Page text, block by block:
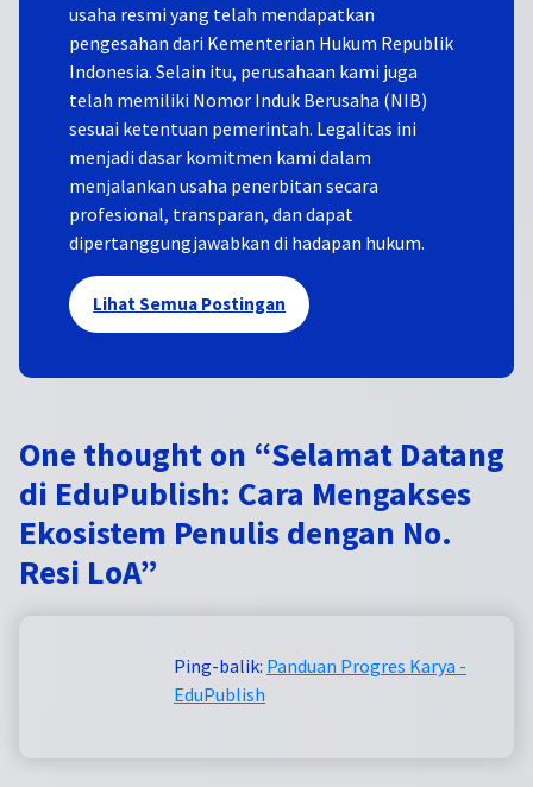
usaha resmi yang telah mendapatkan
pengesahan dari Kementerian Hukum Republik
Indonesia. Selain itu, perusahaan kami juga
telah memiliki Nomor Induk Berusaha (NIB)
sesuai ketentuan pemerintah. Legalitas ini
menjadi dasar komitmen kami dalam
menjalankan usaha penerbitan secara
profesional, transparan, dan dapat
dipertanggungjawabkan di hadapan hukum.
Lihat Semua Postingan
One thought on “Selamat Datang
di EduPublish: Cara Mengakses
Ekosistem Penulis dengan No.
Resi LoA”
Ping-balik: Panduan Progres Karya -
EduPublish